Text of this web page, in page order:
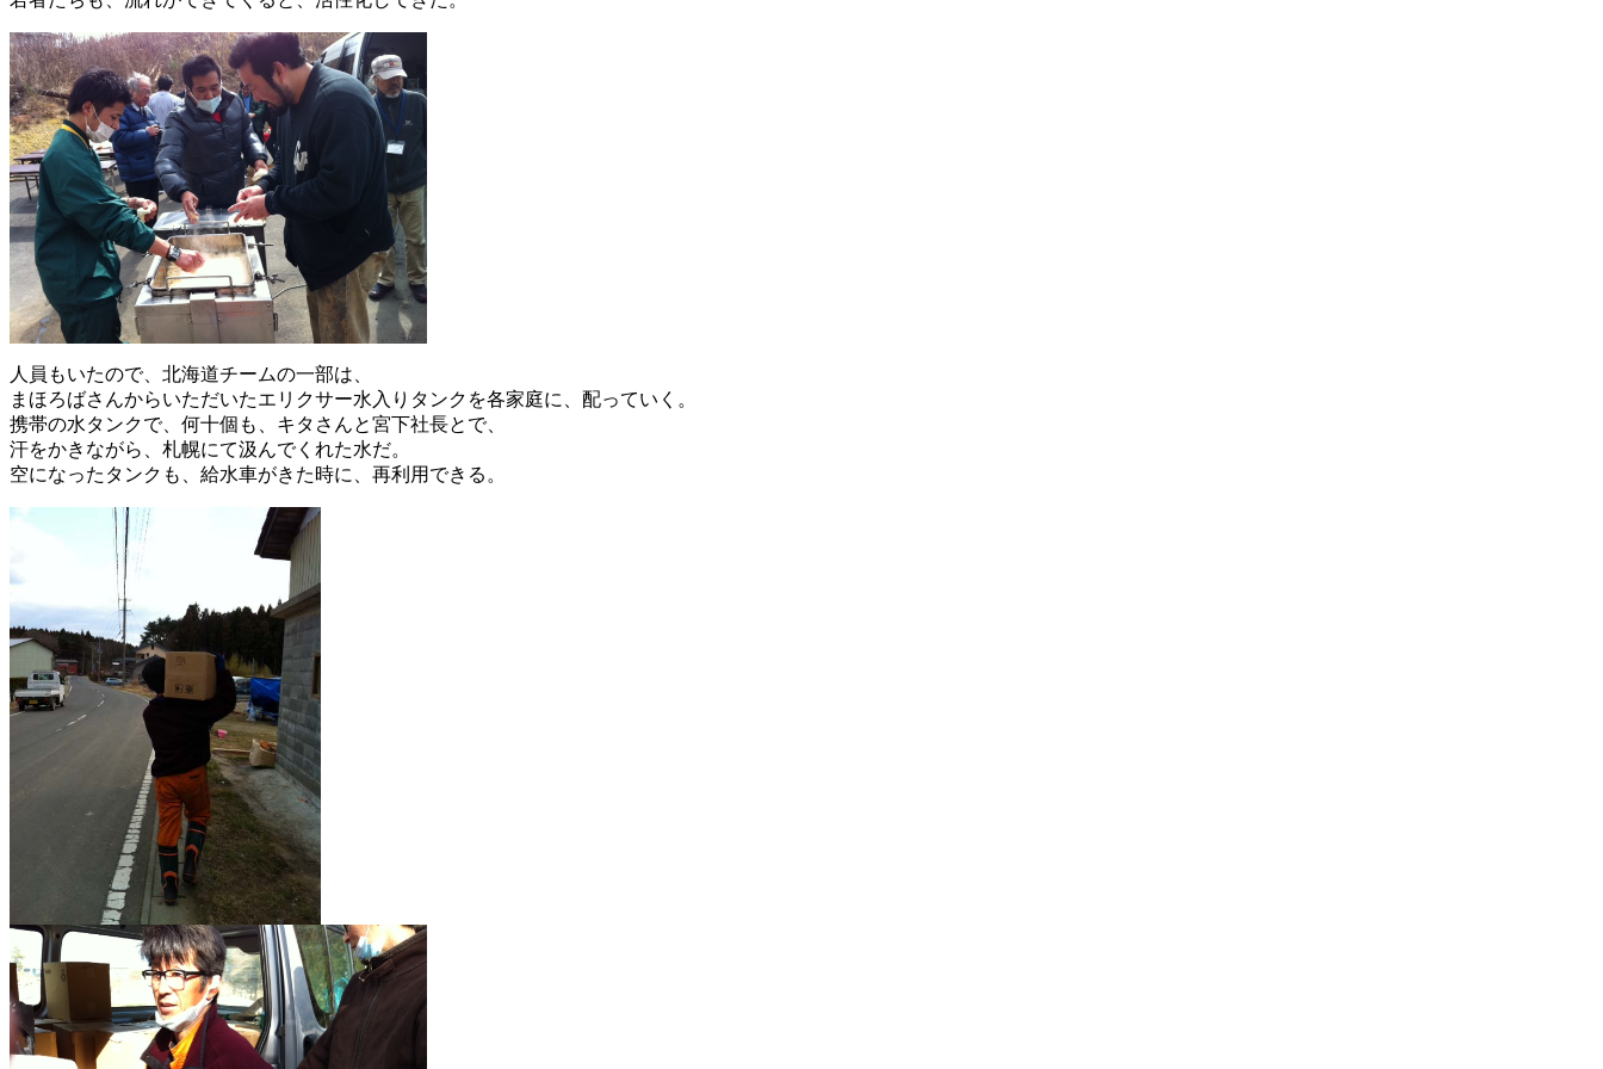
人員もいたので、北海道チームの一部は、
まほろばさんからいただいたエリクサー水入りタンクを各家庭に、配っていく。
携帯の水タンクで、何十個も、キタさんと宮下社長とで、
汗をかきながら、札幌にて汲んでくれた水だ。
空になったタンクも、給水車がきた時に、再利用できる。